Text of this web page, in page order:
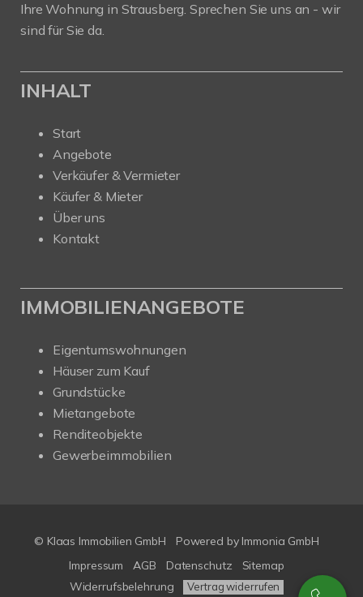
Ihre Wohnung in Strausberg. Sprechen Sie uns an - wir
sind für Sie da.
INHALT
Start
Angebote
Verkäufer & Vermieter
Käufer & Mieter
Über uns
Kontakt
IMMOBILIENANGEBOTE
Eigentumswohnungen
Häuser zum Kauf
Grundstücke
Mietangebote
Renditeobjekte
Gewerbeimmobilien
© Klaas Immobilien GmbH Powered by Immonia GmbH
Impressum
AGB Datenschutz
Sitemap
Widerrufsbelehrung
Vertrag widerrufen